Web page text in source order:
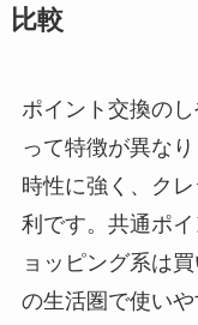
比較
ポイント交換の
って特徴が異な
時性に強く、ク
利です。共通ポ
ョッピング系は
の生活圏で使い